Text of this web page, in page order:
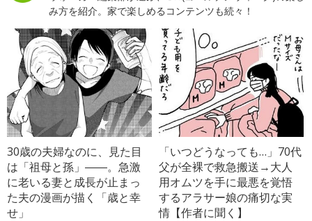
み方を紹介。家で楽しめるコンテンツも続々！
30歳の夫婦なのに、見た目
は「祖母と孫」――。急激
に老いる妻と成長が止まっ
た夫の漫画が描く「歳と幸
せ」
「いつどうなっても…」70代
父が全裸で救急搬送→大人
用オムツを手に最悪を覚悟
するアラサー娘の痛切な実
情【作者に聞く】